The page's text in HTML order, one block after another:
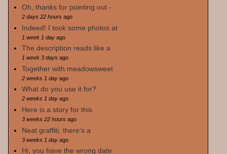
Oh, thanks for pointing out -
2 days 22 hoursago
Indeed! I took some photos at
1 week 1 dayago
The description reads like a
1 week 3 daysago
Together with meadowsweet
2 weeks 1 dayago
What do you use it for?
2 weeks 1 dayago
Here is a story for this
3 weeks 22 hoursago
Neat graffiti, there's a
3 weeks 1 dayago
Hi, you have the wrong date